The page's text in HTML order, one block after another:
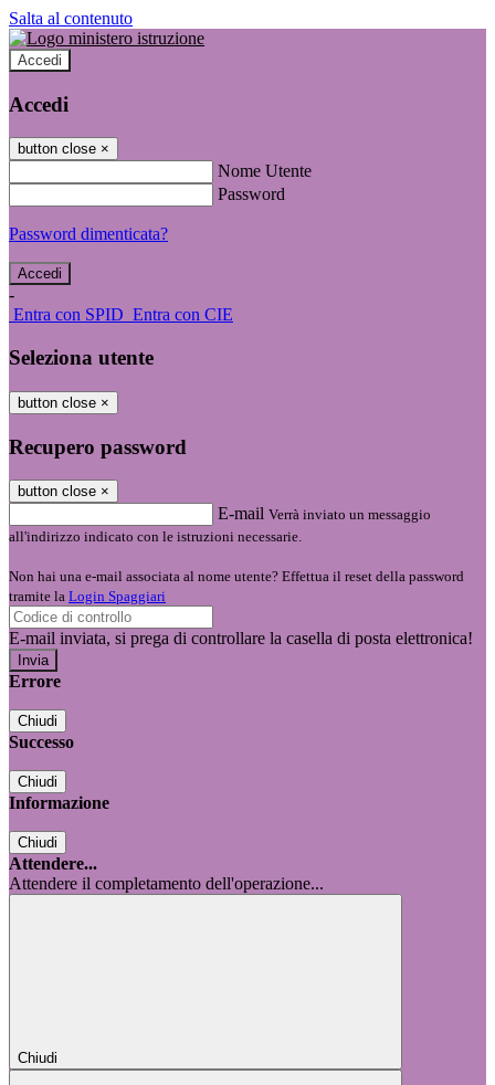
Salta al contenuto
Accedi
Accedi
button close ×
Nome Utente
Password
Password dimenticata?
-
Entra con SPID Entra con CIE
Seleziona utente
button close ×
Recupero password
button close ×
E-mail Verrà inviato un messaggio
all'indirizzo indicato con le istruzioni necessarie.
Non hai una e-mail associata al nome utente? Effettua il reset della password
tramite la Login Spaggiari
E-mail inviata, si prega di controllare la casella di posta elettronica!
Errore
Chiudi
Successo
Chiudi
Informazione
Chiudi
Attendere...
Attendere il completamento dell'operazione...
Chiudi